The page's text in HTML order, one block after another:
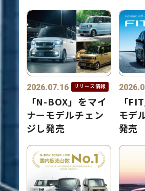
2026.07.16 リリース情報
「N-BOX」をマイ
ナーモデルチェン
ジし発売
「
モデ
発売